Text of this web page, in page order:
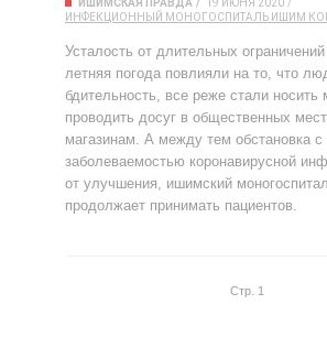
ИШИМСКАЯ ПРАВДА
19 ИЮНЯ 2020
ИНФЕКЦИОННЫЙ МОНОГОСПИТАЛЬ ИШИМ
Усталость от длительных
летняя погода повлияли на то, что
бдительность, все реже стали
проводить досуг в общественных
магазинам. А между тем обстановка с
заболеваемостью коронавирусной
от улучшения, ишимский
продолжает принимать пациентов.
Стр. 1